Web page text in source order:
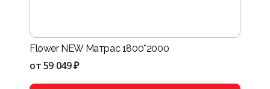
Flower NEW Матрас 1800*2000
от59 049 ₽